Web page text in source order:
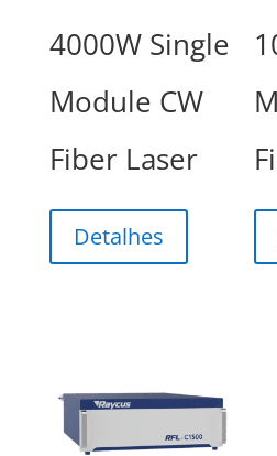
4000W Single
Module CW
Fiber Laser
Detalhes